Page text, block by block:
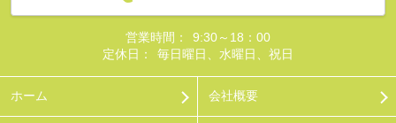
営業時間：
9:30～18：00
定休日：
毎日曜日、水曜日、祝日
ホーム 会社概要